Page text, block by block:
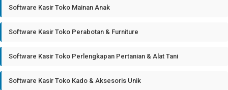
Software Kasir Toko Mainan Anak
Software Kasir Toko Perabotan & Furniture
Software Kasir Toko Perlengkapan Pertanian & Alat Tani
Software Kasir Toko Kado & Aksesoris Unik